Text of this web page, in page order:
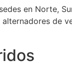
en Norte,
de